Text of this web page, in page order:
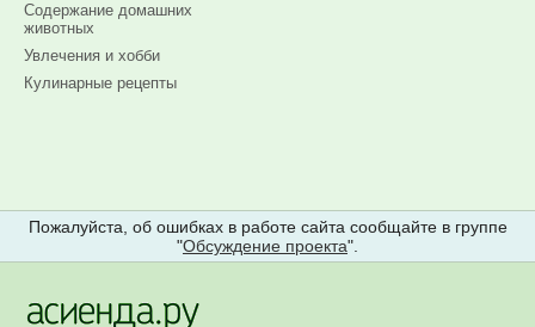
Содержание домашних
животных
Увлечения и хобби
Кулинарные рецепты
Пожалуйста, об ошибках в работе сайта сообщайте в группе
"Обсуждение проекта".